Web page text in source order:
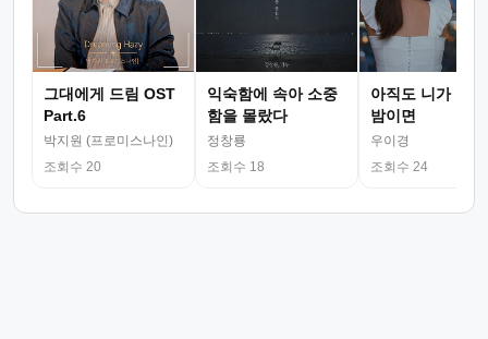
그대에게 드림 OST
Part.6
박지원 (프로미스나인)
조회수 20
익숙함에 속아 소중
함을 몰랐다
정창룡
조회수 18
아직도 니가 그
밤이면
우이경
조회수 24